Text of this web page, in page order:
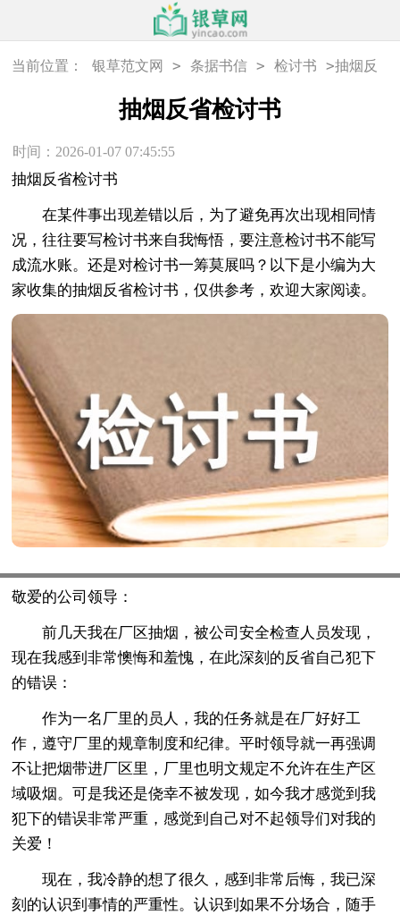
当前位置： 银草范文网 > 条据书信 > 检讨书 >抽烟反
抽烟反省检讨书
时间：2026-01-07 07:45:55
抽烟反省检讨书
在某件事出现差错以后，为了避免再次出现相同情
况，往往要写检讨书来自我悔悟，要注意检讨书不能写
成流水账。还是对检讨书一筹莫展吗？以下是小编为大
家收集的抽烟反省检讨书，仅供参考，欢迎大家阅读。
敬爱的公司领导：
前几天我在厂区抽烟，被公司安全检查人员发现，
现在我感到非常懊悔和羞愧，在此深刻的反省自己犯下
的错误：
作为一名厂里的员人，我的任务就是在厂好好工
作，遵守厂里的规章制度和纪律。平时领导就一再强调
不让把烟带进厂区里，厂里也明文规定不允许在生产区
域吸烟。可是我还是侥幸不被发现，如今我才感觉到我
犯下的错误非常严重，感觉到自己对不起领导们对我的
关爱！
现在，我冷静的想了很久，感到非常后悔，我已深
刻的认识到事情的严重性。认识到如果不分场合，随手